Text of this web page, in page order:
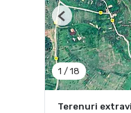
1 / 18
Previous
Terenuri